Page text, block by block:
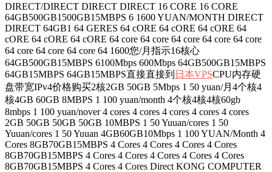
DIRECT/DIRECT DIRECT DIRECT 16 CORE 16 CORE
64GB500GB1500GB15MBPS 6 1600 YUAN/MONTH DIRECT
DIRECT 64GB1 64 GERES 64 cORE 64 cORE 64 cORE 64
cORE 64 cORE 64 cORE 64 core 64 core 64 core 64 core 64 core
64 core 64 core 64 core 64 1600您/月指示16核心
64GB500GB15MBPS 6100Mbps 600Mbps 64GB500GB15MBPS
64GB15MBPS 64GB15MBPS直接直接到 日本VPSCPU内存硬
盘带宽IPv4价格购买2核2GB 50GB 5Mbps 1 50 yuan/月4个核4
核4GB 60GB 8MBPS 1 100 yuan/month 4个核4核4核60gb
8mbps 1 100 yuan/nover 4 cores 4 cores 4 cores 4 cores 4 cores
2GB 50GB 50GB 50GB 10MBPS 1 50 Yuuan/cores 1 50
Yuuan/cores 1 50 Yuuan 4GB60GB10Mbps 1 100 YUAN/Month 4
Cores 8GB70GB15MBPS 4 Cores 4 Cores 4 Cores 4 Cores
8GB70GB15MBPS 4 Cores 4 Cores 4 Cores 4 Cores 4 Cores
8GB70GB15MBPS 4 Cores 4 Cores Direct KONG COMPUTER